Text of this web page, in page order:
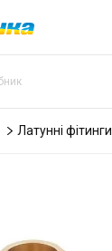
Латунні фітинги